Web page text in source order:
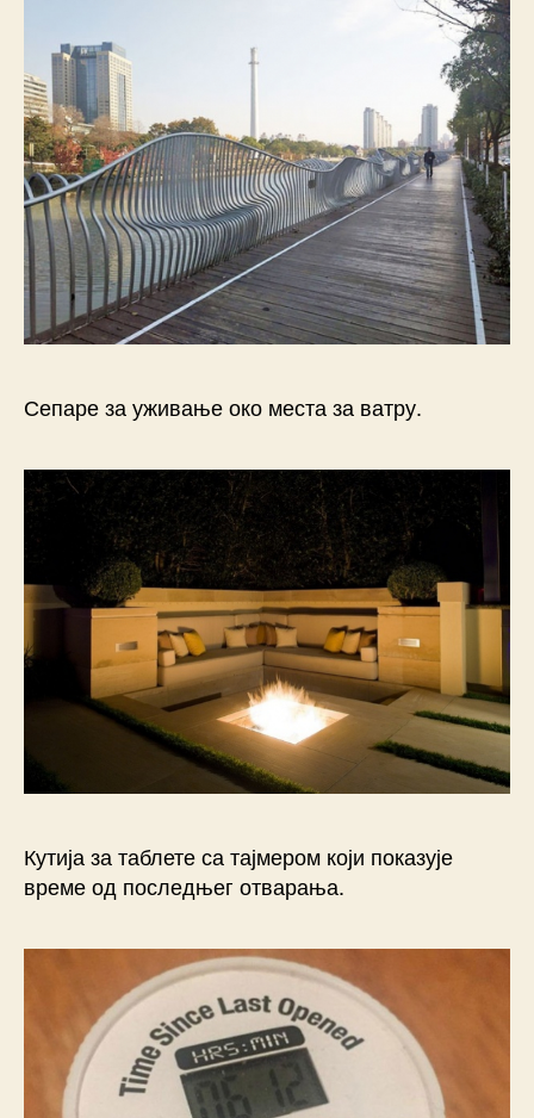
Сепаре за уживање око места за ватру.
Кутија за таблете са тајмером који показује
време од последњег отварања.